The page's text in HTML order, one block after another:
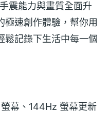
震能力與畫質全面升
極速創作體驗，幫你用
鬆記錄下生活中每一個
幕、144Hz 螢幕更新